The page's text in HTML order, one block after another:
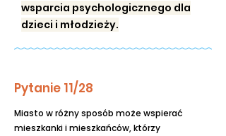
wsparcia psychologicznego dla
dzieci i młodzieży.
Pytanie 11/28
Miasto w różny sposób może wspierać
mieszkanki i mieszkańców, którzy